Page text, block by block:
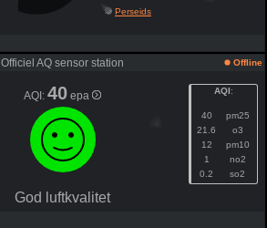
Perseids
Officiel AQ sensor station Offline
AQI:40 epa AQI:
40
pm25
21.6
o3
12
pm10
1
no2
0.2
so2
God luftkvalitet